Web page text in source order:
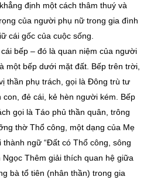
định một cách thâm thuý và
của người phụ nữ trong gia đình
cái gốc của cuộc sống.
bếp – đó là quan niệm của người
một bếp dưới mặt đất. Bếp trên trời,
thần phụ trách, gọi là Đông trù tư
con, đẻ cái, kẻ hèn người kém. Bếp
gọi là Táo phủ thần quân, trông
thờ Thổ công, một dạng của Mẹ
ngữ “Đất có Thổ công, sông
Ngọc Thêm giải thích quan hệ giữa
bà tổ tiên (nhân thần) trong gia